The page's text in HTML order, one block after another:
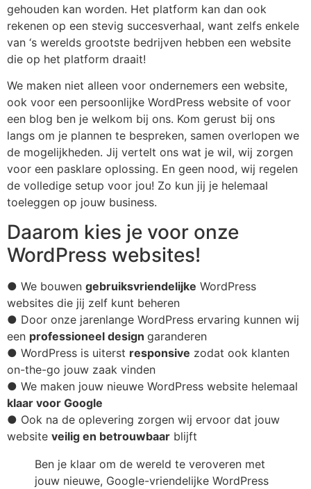
gehouden kan worden. Het platform kan dan ook
rekenen op een stevig succesverhaal, want zelfs enkele
van ‘s werelds grootste bedrijven hebben een website
die op het platform draait!
We maken niet alleen voor ondernemers een website,
ook voor een persoonlijke WordPress website of voor
een blog ben je welkom bij ons. Kom gerust bij ons
langs om je plannen te bespreken, samen overlopen we
de mogelijkheden. Jij vertelt ons wat je wil, wij zorgen
voor een pasklare oplossing. En geen nood, wij regelen
de volledige setup voor jou! Zo kun jij je helemaal
toeleggen op jouw business.
Daarom kies je voor onze
WordPress websites!
● We bouwen gebruiksvriendelijke WordPress
websites die jij zelf kunt beheren
● Door onze jarenlange WordPress ervaring kunnen wij
een professioneel design garanderen
● WordPress is uiterst responsive zodat ook klanten
on-the-go jouw zaak vinden
● We maken jouw nieuwe WordPress website helemaal
klaar voor Google
● Ook na de oplevering zorgen wij ervoor dat jouw
website veilig en betrouwbaar blijft
Ben je klaar om de wereld te veroveren met
jouw nieuwe, Google-vriendelijke WordPress